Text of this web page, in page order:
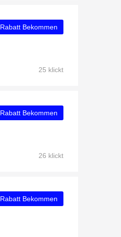
Rabatt Bekommen
25 klickt
Rabatt Bekommen
26 klickt
Rabatt Bekommen